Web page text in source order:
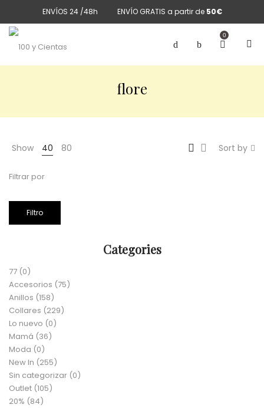
ENVÍOS 24 /48h ENVÍO GRATIS a partir de 50€
0
flore
Show 40 80 Sort by
Filtrar por
Filtro
Categories
77 (0)
Accesorios (75)
Anillos (158)
Collares (229)
Lo nuevo (0)
Mamá (36)
Moda (0)
New In (255)
Sin categorizar (0)
Outlet (105)
20% (84)